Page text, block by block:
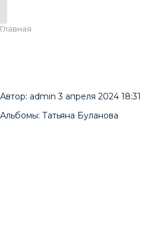
Главная
Автор: admin 3 апреля 2024 18:31
Альбомы: Татьяна Буланова